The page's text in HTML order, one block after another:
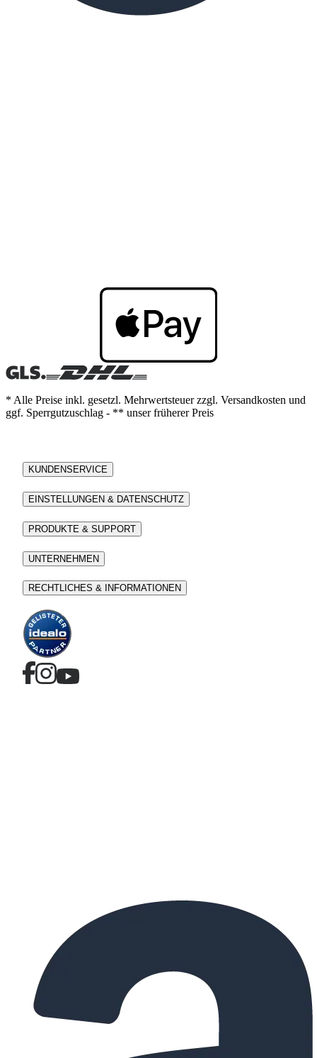
* Alle Preise inkl. gesetzl. Mehrwertsteuer zzgl. Versandkosten und
ggf. Sperrgutzuschlag - ** unser früherer Preis
KUNDENSERVICE
EINSTELLUNGEN & DATENSCHUTZ
PRODUKTE & SUPPORT
UNTERNEHMEN
RECHTLICHES & INFORMATIONEN